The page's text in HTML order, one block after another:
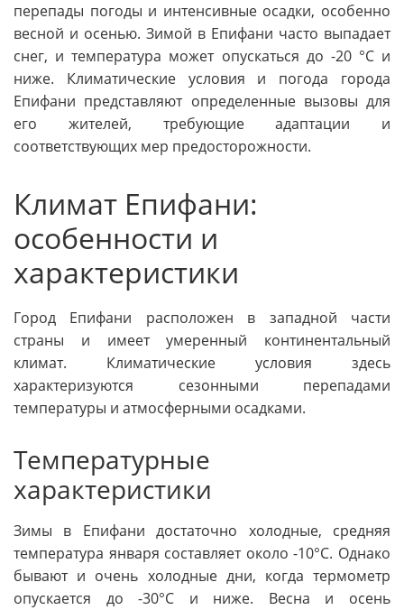
перепады погоды и интенсивные осадки, особенно
весной и осенью. Зимой в Епифани часто выпадает
снег, и температура может опускаться до -20 °C и
ниже. Климатические условия и погода города
Епифани представляют определенные вызовы для
его жителей, требующие адаптации и
соответствующих мер предосторожности.
Климат Епифани:
особенности и
характеристики
Город Епифани расположен в западной части
страны и имеет умеренный континентальный
климат. Климатические условия здесь
характеризуются сезонными перепадами
температуры и атмосферными осадками.
Температурные
характеристики
Зимы в Епифани достаточно холодные, средняя
температура января составляет около -10°C. Однако
бывают и очень холодные дни, когда термометр
опускается до -30°C и ниже. Весна и осень